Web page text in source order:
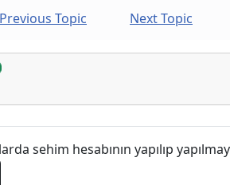
Previous Topic Next Topic
sehim hesabının yapılıp